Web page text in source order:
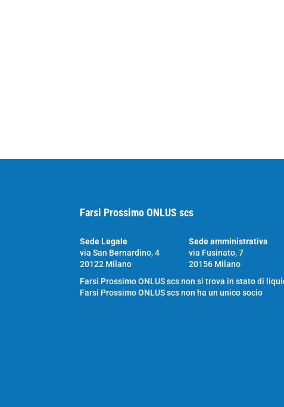
Farsi Prossimo ONLUS scs
Sede Legale
via San Bernardino, 4
20122 Milano
Sede amministrativa
via Fusinato, 7
20156 Milano
Farsi Prossimo ONLUS scs non si trova in stato di
Farsi Prossimo ONLUS scs non ha un unico socio